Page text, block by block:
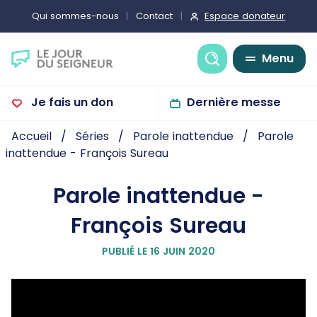
Qui sommes-nous Contact Espace donateur
Recherche
Menu
Je fais un don Dernière messe
Accueil Séries Parole inattendue
Parole
inattendue - François Sureau
Parole inattendue -
François Sureau
PUBLIÉ LE 16 JUIN 2020